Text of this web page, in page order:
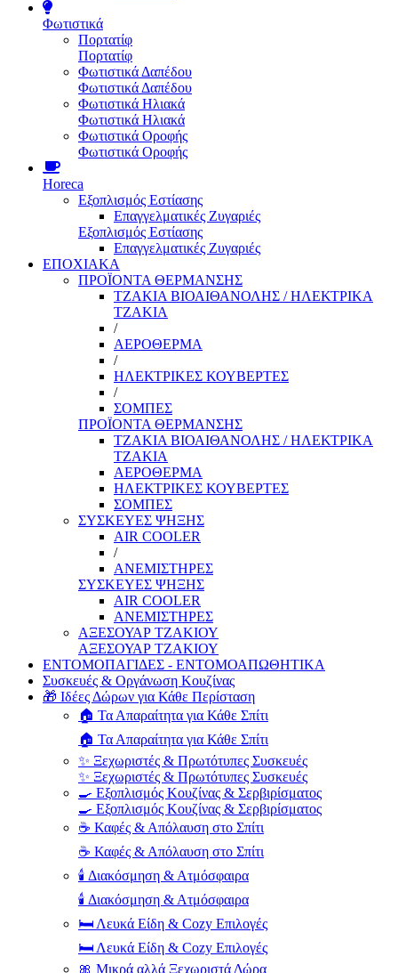
Φωτιστικά
Πορτατίφ
Πορτατίφ
Φωτιστικά Δαπέδου
Φωτιστικά Δαπέδου
Φωτιστικά Ηλιακά
Φωτιστικά Ηλιακά
Φωτιστικά Οροφής
Φωτιστικά Οροφής
Horeca
Εξοπλισμός Εστίασης
Επαγγελματικές Ζυγαριές
Εξοπλισμός Εστίασης
Επαγγελματικές Ζυγαριές
ΕΠΟΧΙΑΚΑ
ΠΡΟΪΟΝΤΑ ΘΕΡΜΑΝΣΗΣ
ΤΖΑΚΙΑ ΒΙΟΑΙΘΑΝΟΛΗΣ / ΗΛΕΚΤΡΙΚΑ
ΤΖΑΚΙΑ
/
ΑΕΡΟΘΕΡΜΑ
/
ΗΛΕΚΤΡΙΚΕΣ ΚΟΥΒΕΡΤΕΣ
/
ΣΟΜΠΕΣ
ΠΡΟΪΟΝΤΑ ΘΕΡΜΑΝΣΗΣ
ΤΖΑΚΙΑ ΒΙΟΑΙΘΑΝΟΛΗΣ / ΗΛΕΚΤΡΙΚΑ
ΤΖΑΚΙΑ
ΑΕΡΟΘΕΡΜΑ
ΗΛΕΚΤΡΙΚΕΣ ΚΟΥΒΕΡΤΕΣ
ΣΟΜΠΕΣ
ΣΥΣΚΕΥΕΣ ΨΗΞΗΣ
AIR COOLER
/
ΑΝΕΜΙΣΤΗΡΕΣ
ΣΥΣΚΕΥΕΣ ΨΗΞΗΣ
AIR COOLER
ΑΝΕΜΙΣΤΗΡΕΣ
ΑΞΕΣΟΥΑΡ ΤΖΑΚΙΟΥ
ΑΞΕΣΟΥΑΡ ΤΖΑΚΙΟΥ
ΕΝΤΟΜΟΠΑΓΙΔΕΣ - ΕΝΤΟΜΟΑΠΩΘΗΤΙΚΑ
Συσκευές & Οργάνωση Κουζίνας
🎁 Ιδέες Δώρων για Κάθε Περίσταση
🏠 Τα Απαραίτητα για Κάθε Σπίτι
🏠 Τα Απαραίτητα για Κάθε Σπίτι
✨ Ξεχωριστές & Πρωτότυπες Συσκευές
✨ Ξεχωριστές & Πρωτότυπες Συσκευές
🍳 Εξοπλισμός Κουζίνας & Σερβιρίσματος
🍳 Εξοπλισμός Κουζίνας & Σερβιρίσματος
☕ Καφές & Απόλαυση στο Σπίτι
☕ Καφές & Απόλαυση στο Σπίτι
🕯️ Διακόσμηση & Ατμόσφαιρα
🕯️ Διακόσμηση & Ατμόσφαιρα
🛏️ Λευκά Είδη & Cozy Επιλογές
🛏️ Λευκά Είδη & Cozy Επιλογές
🎀 Μικρά αλλά Ξεχωριστά Δώρα